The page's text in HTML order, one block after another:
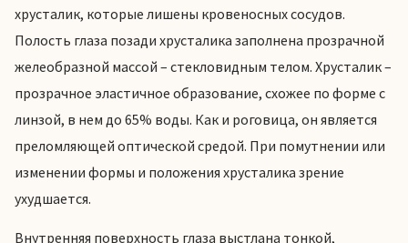
хрусталик, которые лишены кровеносных сосудов.
Полость глаза позади хрусталика заполнена прозрачной
желеобразной массой – стекловидным телом. Хрусталик –
прозрачное эластичное образование, схожее по форме с
линзой, в нем до 65% воды. Как и роговица, он является
преломляющей оптической средой. При помутнении или
изменении формы и положения хрусталика зрение
ухудшается.
Внутренняя поверхность глаза выстлана тонкой,